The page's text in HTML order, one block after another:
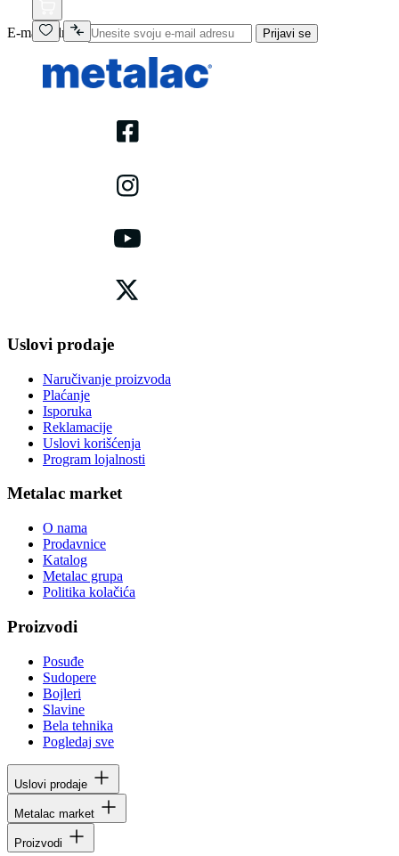
E-mail adresa Prijavi se
Uslovi prodaje
Naručivanje proizvoda
Plaćanje
Isporuka
Reklamacije
Uslovi korišćenja
Program lojalnosti
Metalac market
O nama
Prodavnice
Katalog
Metalac grupa
Politika kolačića
Proizvodi
Posuđe
Sudopere
Bojleri
Slavine
Bela tehnika
Pogledaj sve
Uslovi prodaje
Metalac market
Proizvodi